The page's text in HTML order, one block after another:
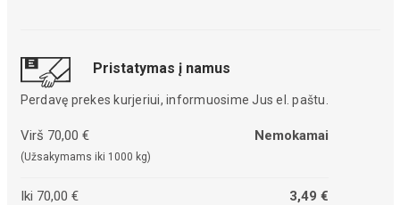
Pristatymas į namus
Perdavę prekes kurjeriui, informuosime Jus el. paštu.
Virš 70,00 €
(Užsakymams iki 1000 kg)
Nemokamai
Iki 70,00 € 3,49 €